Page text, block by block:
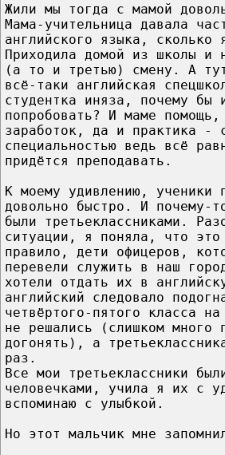
Жили мы тогда с мамой
Мама-учительница давала
английского языка, сколько
Приходила домой из школы и
(а то и третью) смену. А
всё-таки английская
студентка иняза, почему бы
попробовать? И маме
заработок, да и практика -
специальностью ведь всё
придётся преподавать.
К моему удивлению, ученики
довольно быстро. И почему-
были третьеклассниками.
ситуации, я поняла, что
правило, дети офицеров,
перевели служить в наш
хотели отдать их в
английский следовало
четвёртого-пятого класса
не решались (слишком много
догонять), а
раз.
Все мои третьеклассники
человечками, учила я их с
вспоминаю с улыбкой.
Но этот мальчик мне